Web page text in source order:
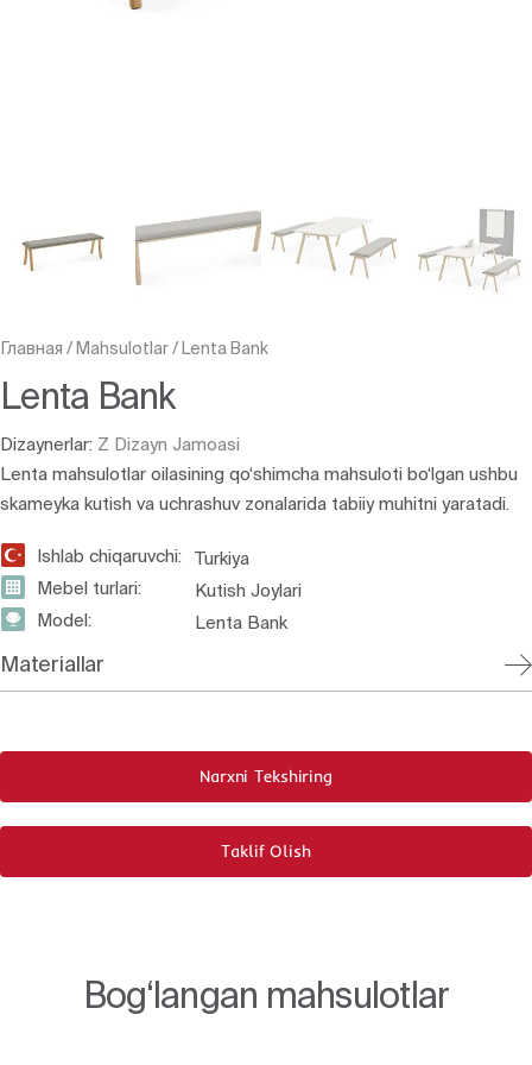
Главная / Mahsulotlar/ Lenta Bank
Lenta Bank
Dizaynerlar: Z Dizayn Jamoasi
Lenta mahsulotlar oilasining qo‘shimcha mahsuloti bo‘lgan ushbu
skameyka kutish va uchrashuv zonalarida tabiiy muhitni yaratadi.
Ishlab chiqaruvchi:
Turkiya
Mebel turlari:
Kutish Joylari
Model:
Lenta Bank
Materiallar
Narxni Tekshiring
Taklif Olish
Bog‘langan mahsulotlar